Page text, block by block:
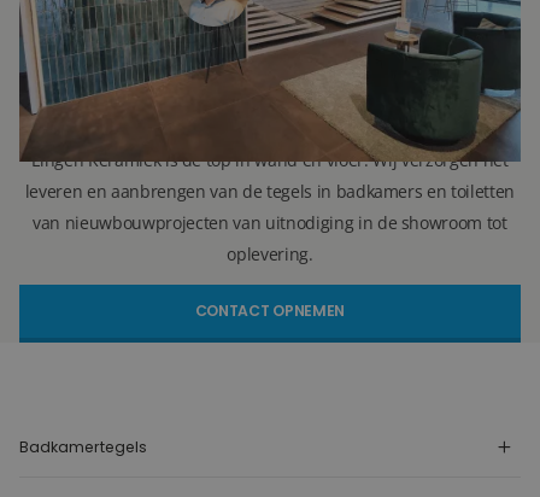
(Leiden) (Capelle aan den IJssel)
r.vellekoop@lingenkeramiek.nl
Lingen Keramiek is de top in wand en vloer. Wij verzorgen het
leveren en aanbrengen van de tegels in badkamers en toiletten
van nieuwbouwprojecten van uitnodiging in de showroom tot
oplevering.
CONTACT OPNEMEN
Badkamertegels